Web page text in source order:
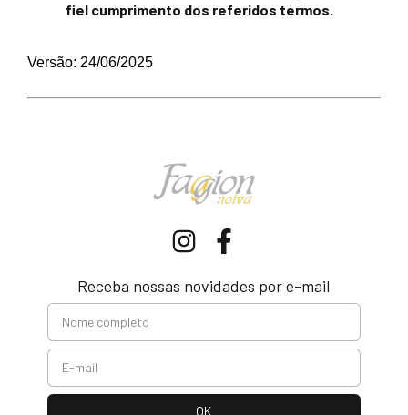
fiel cumprimento dos referidos termos.
Versão: 24/06/2025
Receba nossas novidades por e-mail